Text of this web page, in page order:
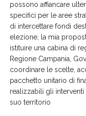
possono affiancare
specifici per le aree
di intercettare fondi
elezione, la mia
istituire una cabina di
Regione Campania,
coordinare le scelte,
pacchetto unitario di
realizzabili gli interventi
suo territorio